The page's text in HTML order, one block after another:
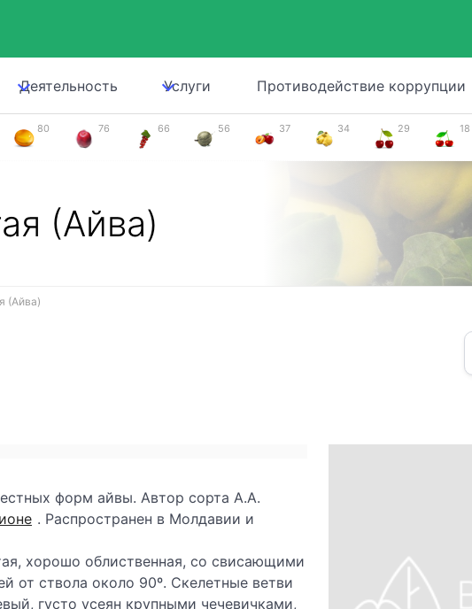
Деятельность Услуги Противодействие коррупции
80 76 66 56 37 34 29 18
(Айва)
(Айва)
форм айвы. Автор сорта А.А.
. Распространен в Молдавии и
хорошо облиственная, со свисающими
от ствола около 90º. Скелетные ветви
густо усеян крупными чечевичками,